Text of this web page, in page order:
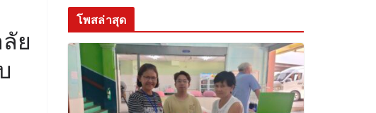
ย
โพสล่าสุด